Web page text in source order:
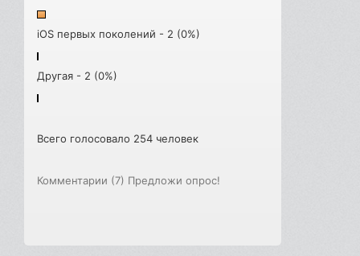
iOS первых поколений - 2 (0%)
Другая - 2 (0%)
Всего голосовало 254 человек
Комментарии (7) Предложи опрос!